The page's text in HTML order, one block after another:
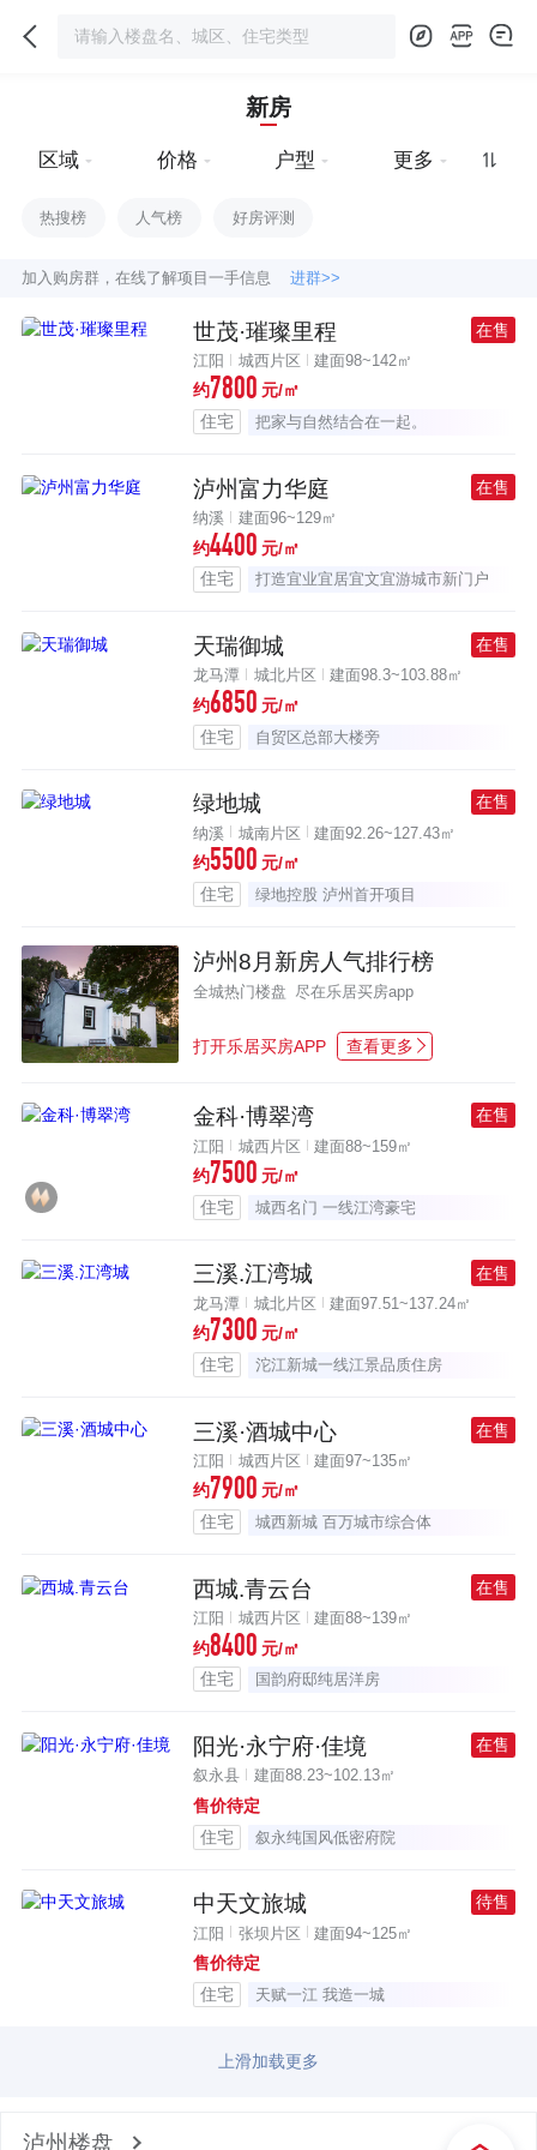
新房
区域 价格 户型 更多
热搜榜 人气榜 好房评测
加入购房群，在线了解项目一手信息 进群>>
世茂·璀璨里程 在售
江阳 城西片区 建面98~142㎡
约7800 元/㎡
住宅
把家与自然结合在一起。
泸州富力华庭 在售
纳溪 建面96~129㎡
约4400 元/㎡
住宅
打造宜业宜居宜文宜游城市新门户
天瑞御城 在售
龙马潭 城北片区 建面98.3~103.88㎡
约6850 元/㎡
住宅
自贸区总部大楼旁
绿地城 在售
纳溪 城南片区 建面92.26~127.43㎡
约5500 元/㎡
住宅
绿地控股 泸州首开项目
泸州8月新房人气排行榜
全城热门楼盘 尽在乐居买房app
打开乐居买房APP 查看更多
金科·博翠湾 在售
江阳 城西片区 建面88~159㎡
约7500 元/㎡
住宅
城西名门 一线江湾豪宅
三溪.江湾城 在售
龙马潭 城北片区 建面97.51~137.24㎡
约7300 元/㎡
住宅
沱江新城一线江景品质住房
三溪·酒城中心 在售
江阳 城西片区 建面97~135㎡
约7900 元/㎡
住宅
城西新城 百万城市综合体
西城.青云台 在售
江阳 城西片区 建面88~139㎡
约8400 元/㎡
住宅
国韵府邸纯居洋房
阳光·永宁府·佳境 在售
叙永县 建面88.23~102.13㎡
售价待定
住宅
叙永纯国风低密府院
中天文旅城 待售
江阳 张坝片区 建面94~125㎡
售价待定
住宅
天赋一江 我造一城
上滑加载更多
泸州楼盘